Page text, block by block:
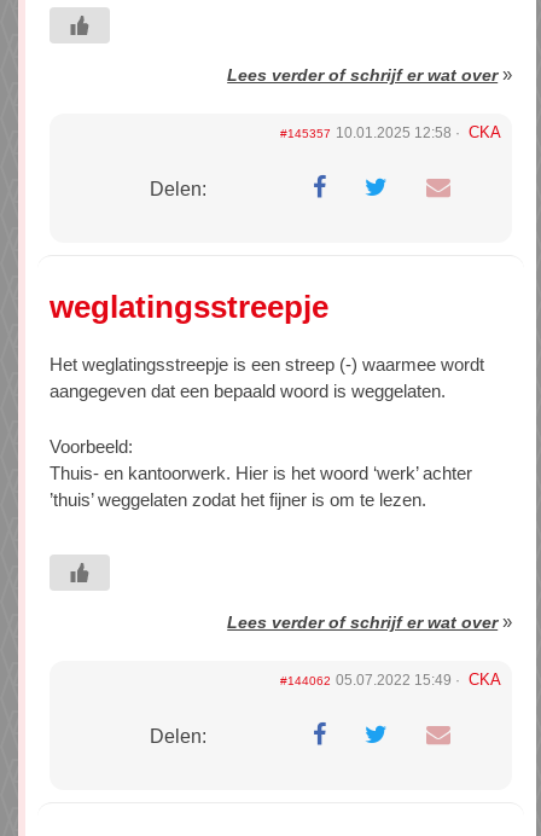
Lees verder of schrijf er wat over»
#145357 10.01.2025 12:58 CKA
Delen:
weglatingsstreepje
Het weglatingsstreepje is een streep (-) waarmee wordt
aangegeven dat een bepaald woord is weggelaten.
Voorbeeld:
Thuis- en kantoorwerk. Hier is het woord ‘werk’ achter
’thuis’ weggelaten zodat het fijner is om te lezen.
Lees verder of schrijf er wat over»
#144062 05.07.2022 15:49 CKA
Delen: